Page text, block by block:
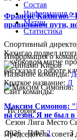
Франсис Кахигао:
правильном пути,
Спортивный
Кахигао подвел
в кубковом матче
рассказал о работе
Максим Симонов:
на сезон. Я не был
Председатель
Состав
Информация о
Матчи
Статистика
Информация о
Название команды:
Краткое название: Д
Сайт команды:
История
Сезон Лига Место
2026
ПФЛ 2 3